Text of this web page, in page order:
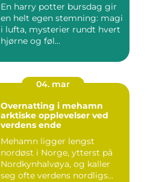
En harry potter bursdag gir
en helt egen stemning: magi
i lufta, mysterier rundt hvert
hjørne og føl...
04. mar
Overnatting i mehamn
arktiske opplevelser ved
verdens ende
Mehamn ligger lengst
nordøst i Norge, ytterst på
Nordkynhalvøya, og kaller
seg ofte verdens nordligs...